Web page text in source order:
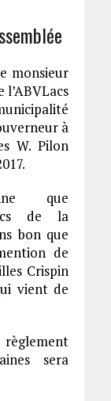
monsieur
l’ABVLacs
à
W. Pilon
que
de la
bon que
de
Crispin
vient de
sera